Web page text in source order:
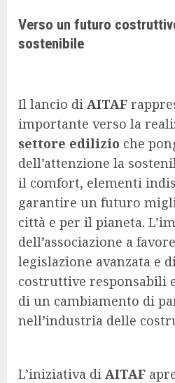
Verso un futuro
sostenibile
Il lancio di AITAF
importante verso la
settore edilizio che
dell’attenzione la
il comfort, elementi
garantire un futuro
città e per il pianeta.
dell’associazione a
legislazione avanzata e
costruttive responsabili
di un cambiamento di
nell’industria delle
L’iniziativa di AITAF